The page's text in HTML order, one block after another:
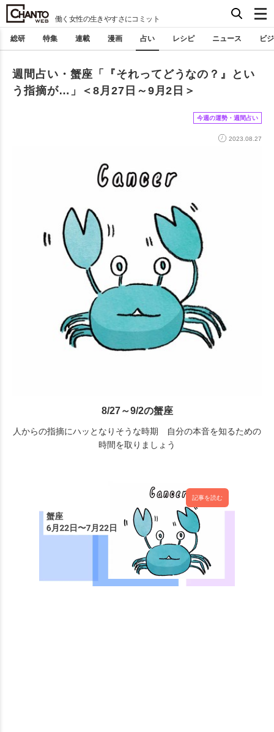
働く女性の生きやすさにコミット
総研 特集 連載 漫画 占い レシピ ニュース ビ
週間占い・蟹座「『それってどうなの？』とい
う指摘が…」＜8月27日～9月2日＞
今週の運勢・週間占い
2023.08.27
8/27～9/2の蟹座
人からの指摘にハッとなりそうな時期 自分の本音を知るための
時間を取りましょう
記事を読む
キャンセル